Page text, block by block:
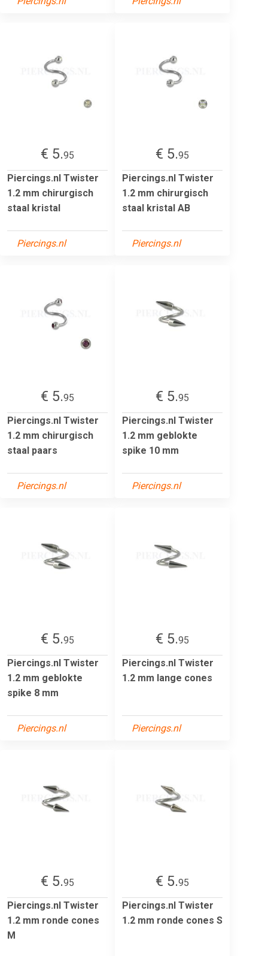
€ 5.95
Piercings.nl Twister
1.2 mm chirurgisch
staal kristal
Piercings.nl
€ 5.95
Piercings.nl Twister
1.2 mm chirurgisch
staal kristal AB
Piercings.nl
€ 5.95
Piercings.nl Twister
1.2 mm chirurgisch
staal paars
Piercings.nl
€ 5.95
Piercings.nl Twister
1.2 mm geblokte
spike 10 mm
Piercings.nl
€ 5.95
Piercings.nl Twister
1.2 mm geblokte
spike 8 mm
Piercings.nl
€ 5.95
Piercings.nl Twister
1.2 mm lange cones
Piercings.nl
€ 5.95
Piercings.nl Twister
1.2 mm ronde cones
M
€ 5.95
Piercings.nl Twister
1.2 mm ronde cones S